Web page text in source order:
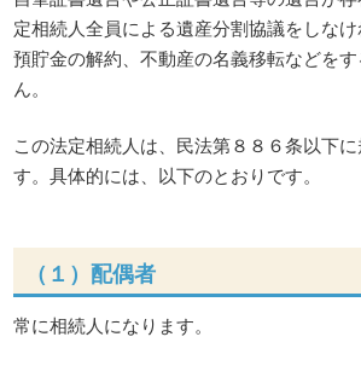
定相続人全員による遺産分割協議をしな
預貯金の解約、不動産の名義移転などを
ん。
この法定相続人は、民法第８８６条以下
す。具体的には、以下のとおりです。
（１）配偶者
常に相続人になります。